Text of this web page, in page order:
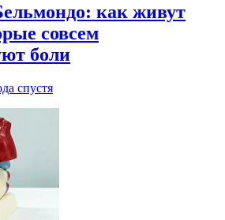
как живут
совсем
боли
спустя